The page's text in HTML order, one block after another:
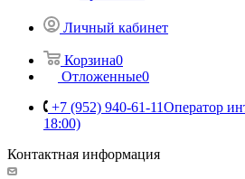
Личный кабинет
Корзина0
Отложенные0
+7 (952) 940-61-11Оператор
18:00)
Контактная информация